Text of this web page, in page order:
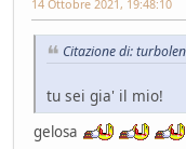
14 Ottobre 2021, 19:48:10
Citazione di:
tu sei gia' il mio!
gelosa